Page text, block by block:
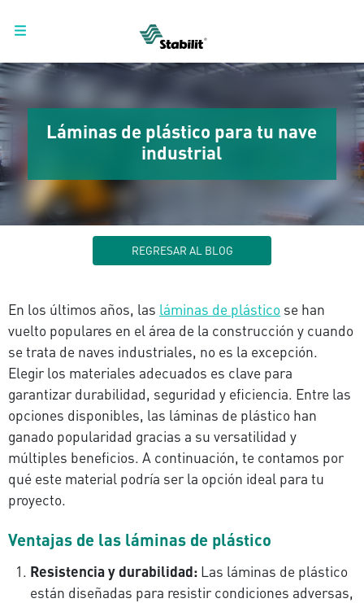
Láminas de plástico para tu nave
industrial
REGRESAR AL BLOG
En los últimos años, las láminas de plástico se han
vuelto populares en el área de la construcción y cuando
se trata de naves industriales, no es la excepción.
Elegir los materiales adecuados es clave para
garantizar durabilidad, seguridad y eficiencia. Entre las
opciones disponibles, las láminas de plástico han
ganado popularidad gracias a su versatilidad y
múltiples beneficios. A continuación, te contamos por
qué este material podría ser la opción ideal para tu
proyecto.
Ventajas de las láminas de plástico
Resistencia y durabilidad:Las láminas de plástico
están diseñadas para resistir condiciones adversas,